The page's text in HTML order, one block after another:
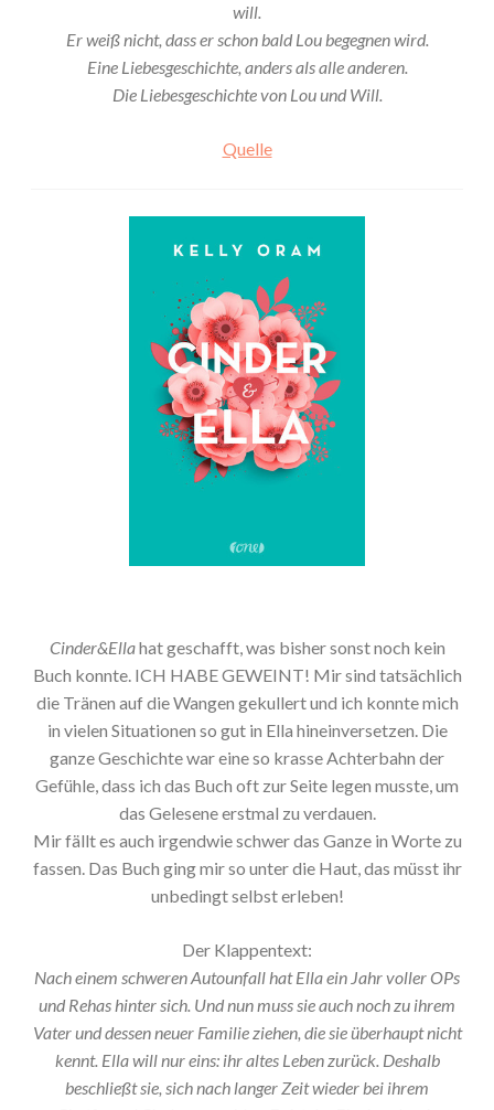
will.
Er weiß nicht, dass er schon bald Lou begegnen wird.
Eine Liebesgeschichte, anders als alle anderen.
Die Liebesgeschichte von Lou und Will.
Quelle
Cinder&Ellahat geschafft, was bisher sonst noch kein
Buch konnte. ICH HABE GEWEINT! Mir sind tatsächlich
die Tränen auf die Wangen gekullert und ich konnte mich
in vielen Situationen so gut in Ella hineinversetzen. Die
ganze Geschichte war eine so krasse Achterbahn der
Gefühle, dass ich das Buch oft zur Seite legen musste, um
das Gelesene erstmal zu verdauen.
Mir fällt es auch irgendwie schwer das Ganze in Worte zu
fassen. Das Buch ging mir so unter die Haut, das müsst ihr
unbedingt selbst erleben!
Der Klappentext:
Nach einem schweren Autounfall hat Ella ein Jahr voller OPs
und Rehas hinter sich. Und nun muss sie auch noch zu ihrem
Vater und dessen neuer Familie ziehen, die sie überhaupt nicht
kennt. Ella will nur eins: ihr altes Leben zurück. Deshalb
beschließt sie, sich nach langer Zeit wieder bei ihrem